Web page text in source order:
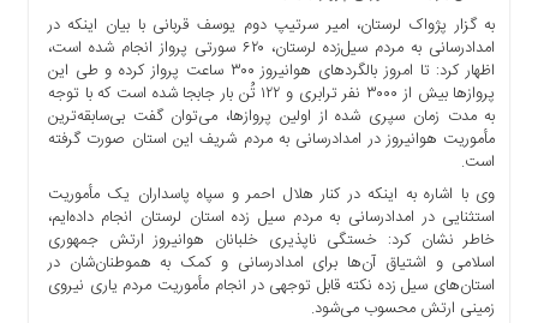
دسترسی
سریع
ارتباط
برگه
تعرفه
درباره
به گزار پژواک لرستان، امیر سرتیپ دوم یوسف قربانی با بیان اینکه در
امدادرسانی به مردم سیل‌زده لرستان، ۶۲۰ سورتی پرواز انجام شده است،
اظهار کرد: تا امروز بالگردهای هوانیروز ۳۰۰ ساعت پرواز کرده و طی این
پروازها بیش از ۳۰۰۰ نفر ترابری و ۱۲۲ تُن بار جابجا شده است که با توجه
به مدت زمان سپری شده از اولین پروازها، می‌توان گفت بی‌سابقه‌ترین
مأموریت هوانیروز در امدادرسانی به مردم شریف این استان صورت گرفته
است.
وی با اشاره به اینکه در کنار هلال احمر و سپاه پاسداران یک مأموریت
استثنایی در امدادرسانی به مردم سیل زده استان لرستان انجام داده‌ایم،
خاطر نشان کرد: خستگی ناپذیری خلبانان هوانیروز ارتش جمهوری
اسلامی و اشتیاق آن‌ها برای امدادرسانی و کمک به هموطنان‌شان در
استان‌های سیل زده نکته قابل توجهی در انجام مأموریت مردم یاری نیروی
زمینی ارتش محسوب می‌شود.